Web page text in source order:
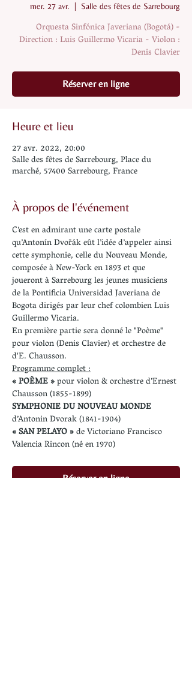
mer. 27 avr. Salle des fêtes de Sarrebourg
Orquesta Sinfónica Javeriana (Bogotá) -
Direction : Luis Guillermo Vicaria - Violon :
Denis Clavier
Réserver en ligne
Heure et lieu
27 avr. 2022, 20:00
Salle des fêtes de Sarrebourg, Place du
marché, 57400 Sarrebourg, France
À propos de l'événement
C’est en admirant une carte postale
qu’Antonín Dvořák eût l’idée d’appeler ainsi
cette symphonie, celle du Nouveau Monde,
composée à New-York en 1893 et que
joueront à Sarrebourg les jeunes musiciens
de la Pontificia Universidad Javeriana de
Bogota dirigés par leur chef colombien Luis
Guillermo Vicaria.
En première partie sera donné le "Poème"
pour violon (Denis Clavier) et orchestre de
d'E. Chausson.
Programme complet :
« POÈME » pour violon & orchestre d’Ernest
Chausson (1855-1899)
SYMPHONIE DU NOUVEAU MONDE
d’Antonin Dvorak (1841-1904)
« SAN PELAYO » de Victoriano Francisco
Valencia Rincon (né en 1970)
Réserver en ligne